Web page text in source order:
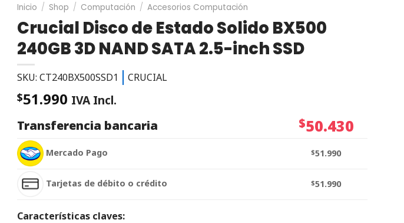
Inicio / Shop / Computación / Accesorios Computación
Crucial Disco de Estado Solido BX500
240GB 3D NAND SATA 2.5-inch SSD
SKU: CT240BX500SSD1 CRUCIAL
$51.990 IVA Incl.
Transferencia bancaria
$50.430
Mercado Pago $51.990
Tarjetas de débito o crédito $51.990
Características claves: